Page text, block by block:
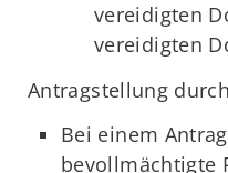
vereidigten
vereidigten
Antragstellung
Bei einem
bevollmächtigte